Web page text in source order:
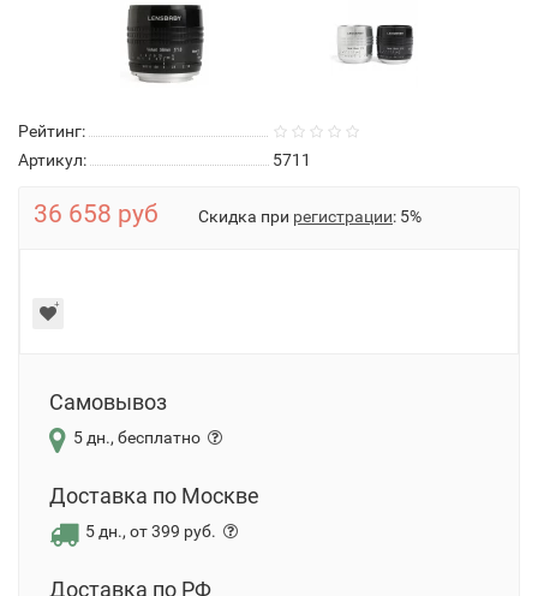
Рейтинг:
Артикул:
5711
36 658 руб Скидка при регистрации: 5%
Самовывоз
5 дн., бесплатно
Доставка по Москве
5 дн., от 399 руб.
Доставка по РФ